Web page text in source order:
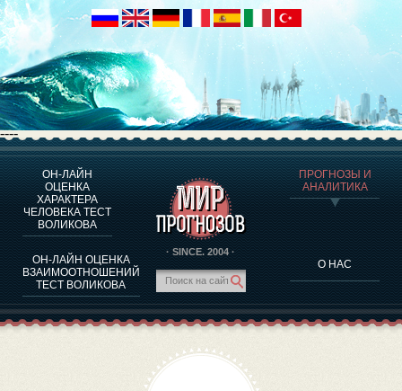
----
ОН-ЛАЙН
ОЦЕНКА
ХАРАКТЕРА
ЧЕЛОВЕКА ТЕСТ
ВОЛИКОВА
ОН-ЛАЙН ОЦЕНКА
ВЗАИМООТНОШЕНИЙ
ТЕСТ ВОЛИКОВА
· SINCE. 2004 ·
ПРОГНОЗЫ И
АНАЛИТИКА
О НАС
О ПРОГРАММЕ
ОЦЕНКА ХАРАКТЕРA ЧЕЛОВЕКА
ОЦЕНКА ХАРАКТЕРА ВЫДАЮЩИХСЯ ЛИЧНОСТЕЙ
О ПРОГРАММЕ
ТЕСТ НА СОВМЕСТИМОСТЬ ВОЛИКОВА
ПРОГНОЗЫ И АНАЛИТИКА